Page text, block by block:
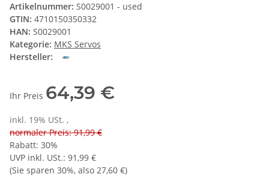
Artikelnummer: S0029001 - used
GTIN: 4710150350332
HAN: S0029001
Kategorie: MKS Servos
Hersteller:
Ihr Preis 64,39 €
inkl. 19% USt. ,
normaler Preis: 91,99 €
Rabatt: 30%
UVP inkl. USt.: 91,99 €
(Sie sparen 30%, also 27,60 €)